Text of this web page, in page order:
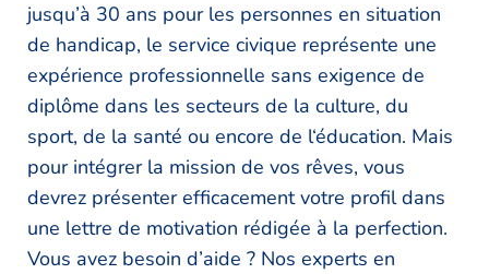
jusqu’à 30 ans pour les personnes en situation
de handicap, le service civique représente une
expérience professionnelle sans exigence de
diplôme dans les secteurs de la culture, du
sport, de la santé ou encore de l‘éducation. Mais
pour intégrer la mission de vos rêves, vous
devrez présenter efficacement votre profil dans
une lettre de motivation rédigée à la perfection.
Vous avez besoin d’aide ? Nos experts en